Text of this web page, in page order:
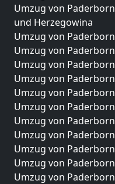
Umzug von
und Herzegowina
Umzug von
Umzug von
Umzug von
Umzug von
Umzug von
Umzug von
Umzug von
Umzug von
Umzug von
Umzug von
Umzug von